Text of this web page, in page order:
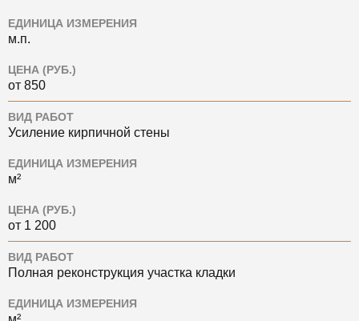
ЕДИНИЦА ИЗМЕРЕНИЯ
м.п.
ЦЕНА (РУБ.)
от 850
ВИД РАБОТ
Усиление кирпичной стены
ЕДИНИЦА ИЗМЕРЕНИЯ
м²
ЦЕНА (РУБ.)
от 1 200
ВИД РАБОТ
Полная реконструкция участка кладки
ЕДИНИЦА ИЗМЕРЕНИЯ